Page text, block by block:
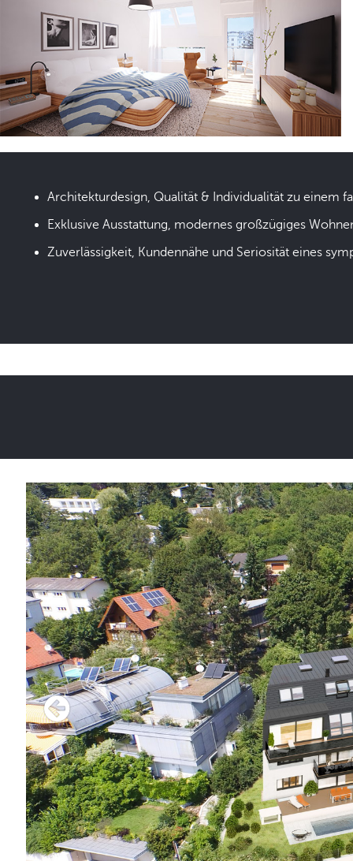
Architekturdesign, Qualität & Individualität zu einem
Exklusive Ausstattung, modernes großzügiges
Zuverlässigkeit, Kundennähe und Seriosität eines